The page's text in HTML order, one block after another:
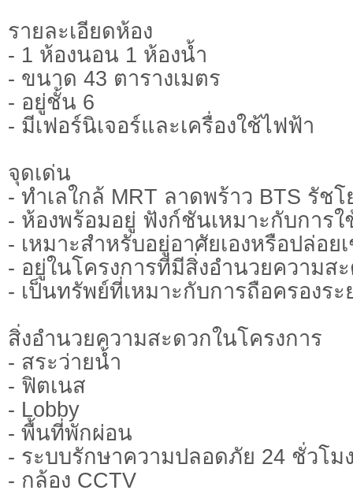
รายละเอียดห้อง
- 1 ห้องนอน 1 ห้องน้ำ
- ขนาด 43 ตารางเมตร
- อยู่ชั้น 6
- มีเฟอร์นิเจอร์และเครื่องใช้ไฟฟ้า
จุดเด่น
- ทำเลใกล้ MRT ลาดพร้าว BTS รัช
- ห้องพร้อมอยู่ ฟังก์ชันเหมาะกับการใ
- เหมาะสำหรับอยู่อาศัยเองหรือปล่อย
- อยู่ในโครงการที่มีสิ่งอำนวยความส
- เป็นทรัพย์ที่เหมาะกับการถือครองระ
สิ่งอำนวยความสะดวกในโครงการ
- สระว่ายน้ำ
- ฟิตเนส
- Lobby
- พื้นที่พักผ่อน
- ระบบรักษาความปลอดภัย 24 ชั่วโม
- กล้อง CCTV